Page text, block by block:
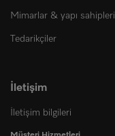
Mimarlar & yapı sahipleri
Tedarikçiler
İletişim
İletişim bilgileri